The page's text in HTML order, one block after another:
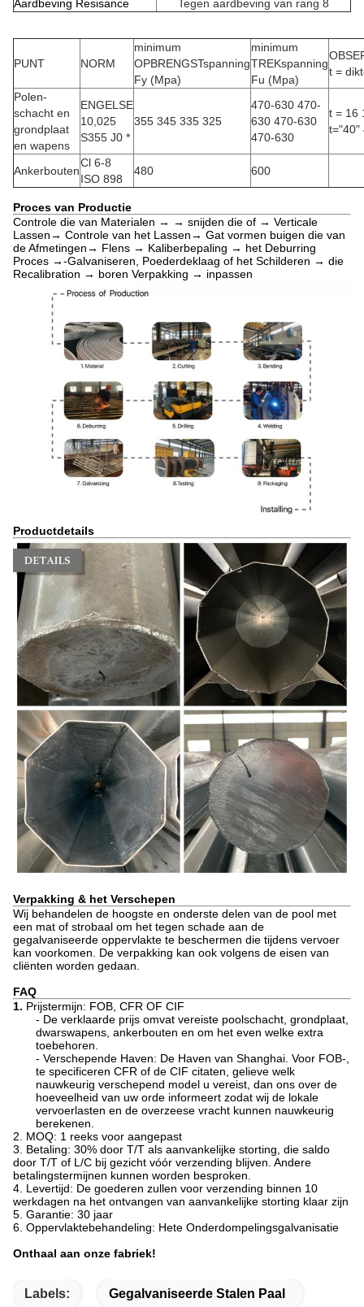
Aardbeving Resisance Tegen aardbeving van rang 8
PUNT NORM
minimum
OPBRENGSTspanning
Fy (Mpa)
minimum
TREKspanning
Fu (Mpa)
t =
Polen-
schacht en
grondplaat
en wapens
ENGELSE
10,025
S355 J0 *
355 345 335 325
470-630 470-
630 470-630
470-630
t = 16
t="40"
Ankerbouten
Cl 6-8
ISO 898
480 600
Proces van Productie
Controle die van Materialen → → snijden die of → Verticale
Lassen→ Controle van het Lassen→ Gat vormen buigen die van
de Afmetingen→ Flens → Kaliberbepaling → het Deburring
Proces →-Galvaniseren, Poederdeklaag of het Schilderen → die
Recalibration → boren Verpakking → inpassen
Productdetails
Verpakking & het Verschepen
Wij behandelen de hoogste en onderste delen van de pool met
een mat of strobaal om het tegen schade aan de
gegalvaniseerde oppervlakte te beschermen die tijdens vervoer
kan voorkomen. De verpakking kan ook volgens de eisen van
cliënten worden gedaan.
FAQ
1. Prijstermijn: FOB, CFR OF CIF
- De verklaarde prijs omvat vereiste poolschacht, grondplaat,
dwarswapens, ankerbouten en om het even welke extra
toebehoren.
- Verschepende Haven: De Haven van Shanghai. Voor FOB-,
te specificeren CFR of de CIF citaten, gelieve welk
nauwkeurig verschepend model u vereist, dan ons over de
hoeveelheid van uw orde informeert zodat wij de lokale
vervoerlasten en de overzeese vracht kunnen nauwkeurig
berekenen.
2. MOQ: 1 reeks voor aangepast
3. Betaling: 30% door T/T als aanvankelijke storting, die saldo
door T/T of L/C bij gezicht vóór verzending blijven. Andere
betalingstermijnen kunnen worden besproken.
4. Levertijd: De goederen zullen voor verzending binnen 10
werkdagen na het ontvangen van aanvankelijke storting klaar zijn
5. Garantie: 30 jaar
6. Oppervlaktebehandeling: Hete Onderdompelingsgalvanisatie
Onthaal aan onze fabriek!
Labels: Gegalvaniseerde Stalen Paal